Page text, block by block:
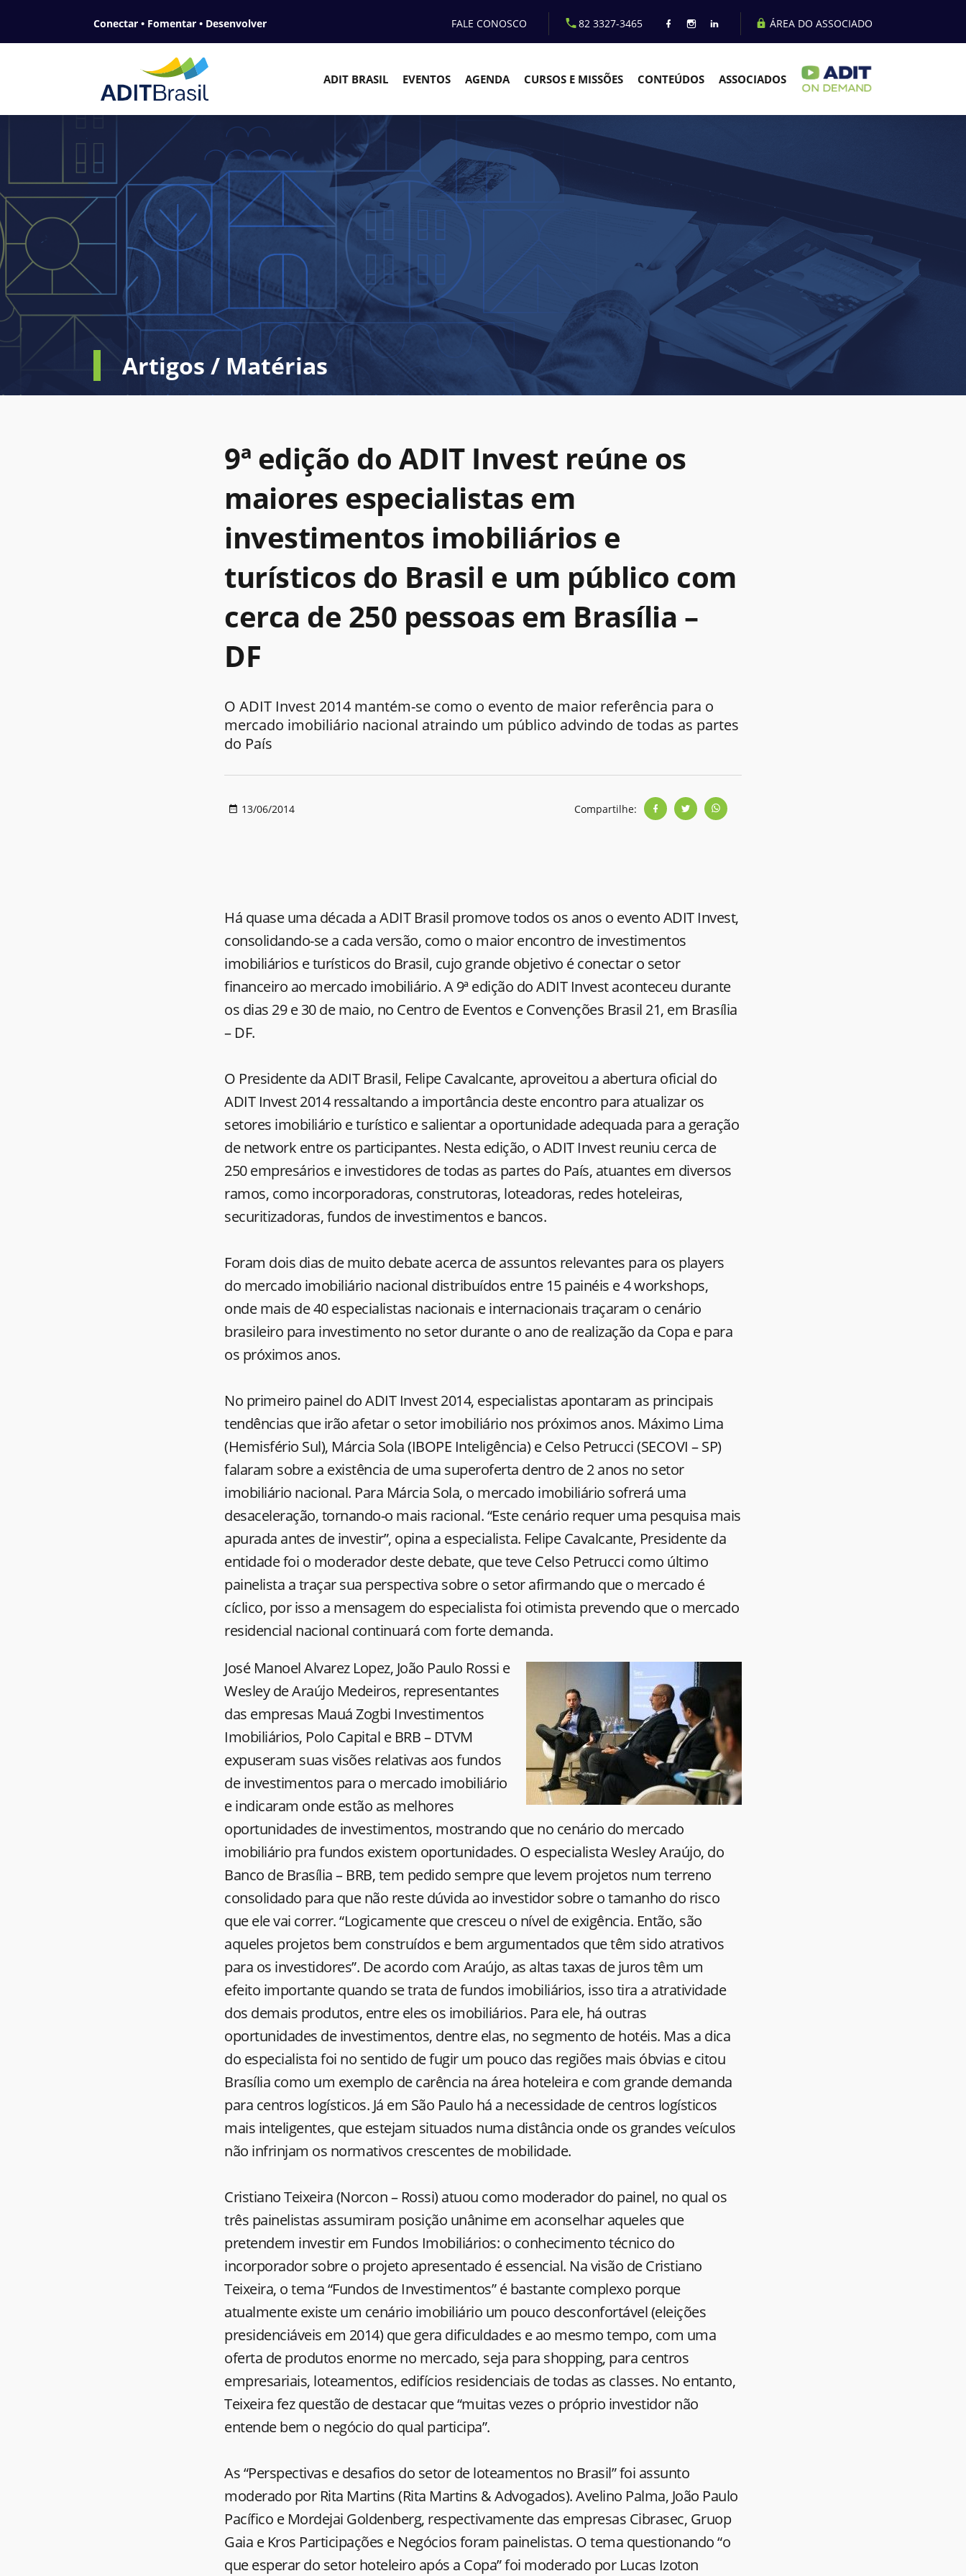
Conectar • Fomentar • Desenvolver FALE CONOSCO 82 3327-3465 ÁREA DO ASSOCIADO
ADIT BRASIL EVENTOS AGENDA CURSOS E MISSÕES CONTEÚDOS ASSOCIADOS
Artigos / Matérias
9ª edição do ADIT Invest reúne os
maiores especialistas em
investimentos imobiliários e
turísticos do Brasil e um público com
cerca de 250 pessoas em Brasília –
DF
O ADIT Invest 2014 mantém-se como o evento de maior referência para o
mercado imobiliário nacional atraindo um público advindo de todas as partes
do País
13/06/2014 Compartilhe:
Há quase uma década a ADIT Brasil promove todos os anos o evento ADIT Invest,
consolidando-se a cada versão, como o maior encontro de investimentos
imobiliários e turísticos do Brasil, cujo grande objetivo é conectar o setor
financeiro ao mercado imobiliário. A 9ª edição do ADIT Invest aconteceu durante
os dias 29 e 30 de maio, no Centro de Eventos e Convenções Brasil 21, em Brasília
– DF.
O Presidente da ADIT Brasil, Felipe Cavalcante, aproveitou a abertura oficial do
ADIT Invest 2014 ressaltando a importância deste encontro para atualizar os
setores imobiliário e turístico e salientar a oportunidade adequada para a geração
de network entre os participantes. Nesta edição, o ADIT Invest reuniu cerca de
250 empresários e investidores de todas as partes do País, atuantes em diversos
ramos, como incorporadoras, construtoras, loteadoras, redes hoteleiras,
securitizadoras, fundos de investimentos e bancos.
Foram dois dias de muito debate acerca de assuntos relevantes para os players
do mercado imobiliário nacional distribuídos entre 15 painéis e 4 workshops,
onde mais de 40 especialistas nacionais e internacionais traçaram o cenário
brasileiro para investimento no setor durante o ano de realização da Copa e para
os próximos anos.
No primeiro painel do ADIT Invest 2014, especialistas apontaram as principais
tendências que irão afetar o setor imobiliário nos próximos anos. Máximo Lima
(Hemisfério Sul), Márcia Sola (IBOPE Inteligência) e Celso Petrucci (SECOVI – SP)
falaram sobre a existência de uma superoferta dentro de 2 anos no setor
imobiliário nacional. Para Márcia Sola, o mercado imobiliário sofrerá uma
desaceleração, tornando-o mais racional. “Este cenário requer uma pesquisa mais
apurada antes de investir”, opina a especialista. Felipe Cavalcante, Presidente da
entidade foi o moderador deste debate, que teve Celso Petrucci como último
painelista a traçar sua perspectiva sobre o setor afirmando que o mercado é
cíclico, por isso a mensagem do especialista foi otimista prevendo que o mercado
residencial nacional continuará com forte demanda.
José Manoel Alvarez Lopez, João Paulo Rossi e
Wesley de Araújo Medeiros, representantes
das empresas Mauá Zogbi Investimentos
Imobiliários, Polo Capital e BRB – DTVM
expuseram suas visões relativas aos fundos
de investimentos para o mercado imobiliário
e indicaram onde estão as melhores
oportunidades de investimentos, mostrando que no cenário do mercado
imobiliário pra fundos existem oportunidades. O especialista Wesley Araújo, do
Banco de Brasília – BRB, tem pedido sempre que levem projetos num terreno
consolidado para que não reste dúvida ao investidor sobre o tamanho do risco
que ele vai correr. “Logicamente que cresceu o nível de exigência. Então, são
aqueles projetos bem construídos e bem argumentados que têm sido atrativos
para os investidores”. De acordo com Araújo, as altas taxas de juros têm um
efeito importante quando se trata de fundos imobiliários, isso tira a atratividade
dos demais produtos, entre eles os imobiliários. Para ele, há outras
oportunidades de investimentos, dentre elas, no segmento de hotéis. Mas a dica
do especialista foi no sentido de fugir um pouco das regiões mais óbvias e citou
Brasília como um exemplo de carência na área hoteleira e com grande demanda
para centros logísticos. Já em São Paulo há a necessidade de centros logísticos
mais inteligentes, que estejam situados numa distância onde os grandes veículos
não infrinjam os normativos crescentes de mobilidade.
Cristiano Teixeira (Norcon – Rossi) atuou como moderador do painel, no qual os
três painelistas assumiram posição unânime em aconselhar aqueles que
pretendem investir em Fundos Imobiliários: o conhecimento técnico do
incorporador sobre o projeto apresentado é essencial. Na visão de Cristiano
Teixeira, o tema “Fundos de Investimentos” é bastante complexo porque
atualmente existe um cenário imobiliário um pouco desconfortável (eleições
presidenciáveis em 2014) que gera dificuldades e ao mesmo tempo, com uma
oferta de produtos enorme no mercado, seja para shopping, para centros
empresariais, loteamentos, edifícios residenciais de todas as classes. No entanto,
Teixeira fez questão de destacar que “muitas vezes o próprio investidor não
entende bem o negócio do qual participa”.
As “Perspectivas e desafios do setor de loteamentos no Brasil” foi assunto
moderado por Rita Martins (Rita Martins & Advogados). Avelino Palma, João Paulo
Pacífico e Mordejai Goldenberg, respectivamente das empresas Cibrasec, Gruop
Gaia e Kros Participações e Negócios foram painelistas. O tema questionando “o
que esperar do setor hoteleiro após a Copa” foi moderado por Lucas Izoton